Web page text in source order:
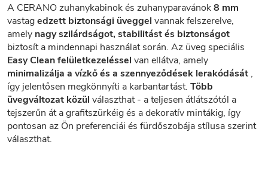
A CERANO zuhanykabinok és zuhanyparavánok8 mm
vastagedzett biztonsági üveggel vannak felszerelve,
amely nagy szilárdságot, stabilitást és biztonságot
biztosít a mindennapi használat során. Az üveg speciális
Easy Clean felületkezeléssel van ellátva, amely
minimalizálja a vízkő és a szennyeződések lerakódását ,
így jelentősen megkönnyíti a karbantartást. Több
üvegváltozat közül választhat - a teljesen átlátszótól a
tejszerűn át a grafitszürkéig és a dekoratív mintákig, így
pontosan az Ön preferenciái és fürdőszobája stílusa szerint
választhat.